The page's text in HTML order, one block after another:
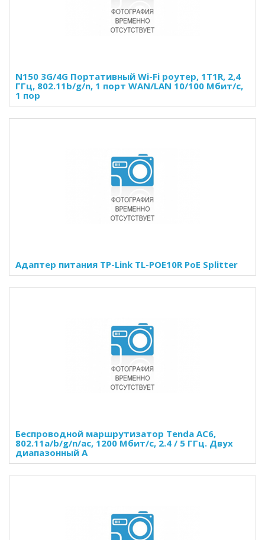
N150 3G/4G Портативный Wi-Fi роутер, 1T1R, 2,4
ГГц, 802.11b/g/n, 1 порт WAN/LAN 10/100 Мбит/с,
1 пор
Адаптер питания TP-Link TL-POE10R PoE Splitter
Беспроводной маршрутизатор Tenda AC6,
802.11a/b/g/n/ac, 1200 Мбит/с, 2.4 / 5 ГГц. Двух
диапазонный A